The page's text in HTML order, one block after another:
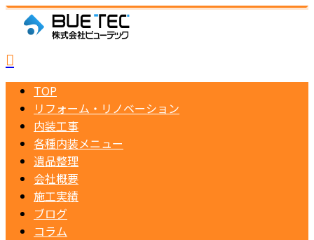
TOP
リフォーム・リノベーション
内装工事
各種内装メニュー
遺品整理
会社概要
施工実績
ブログ
コラム